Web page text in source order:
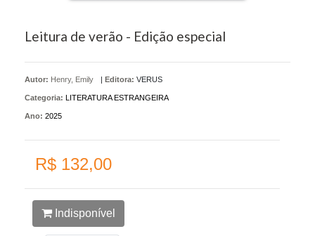
Leitura de verão - Edição especial
Autor: Henry, Emily | Editora: VERUS
Categoria: LITERATURA ESTRANGEIRA
Ano: 2025
R$ 132,00
Indisponível